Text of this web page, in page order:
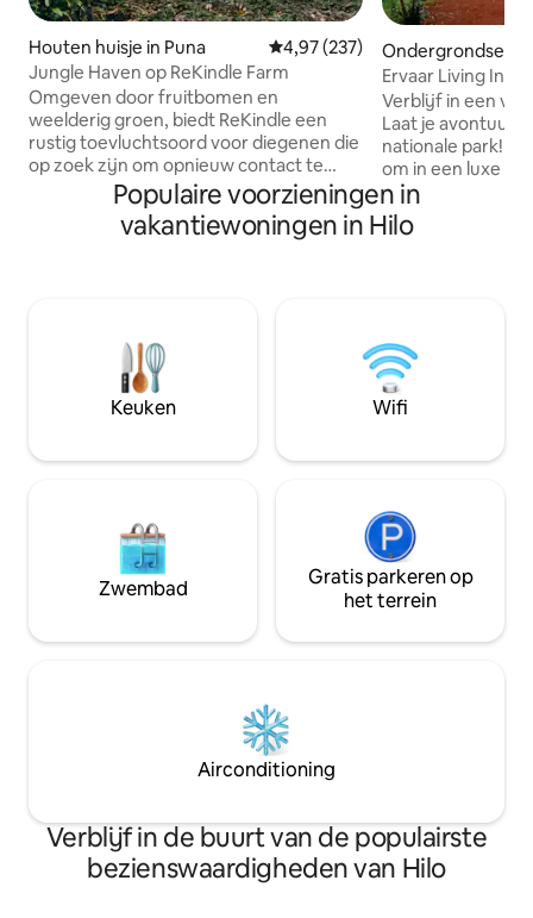
Houten huisje in Puna Gemiddelde beoordeling van
4,97 (237)
Jungle Haven op ReKindle Farm
Omgeven door fruitbomen en
weelderig groen, biedt ReKindle een
rustig toevluchtsoord voor diegenen die
op zoek zijn om opnieuw contact te
maken en te herstellen. Onze hut ligt op
15 minuten lopen naar de oceaan en ligt
verscholen in de jungle en is de perfecte
ontspannen in een rustige omgeving,
meer wilt weten over permacultuur of
onze boerderij wilt bezoeken, we
hebben voor elk wat wils. Jungle Haven
Ondergrondse
una
Ervaar Living Inn
bad
Verblijf in een
Laat je avontuur
nationale park!
om in een luxe
wonen waar je in
natuurlijke
De sintel die we
geweldig zult vinden! Er is het
dat twee
voet zitzak kan
voor een
Populaire voorzieningen in
vakantiewoningen in Hilo
Keuken Wifi
Zwembad
Gratis parkeren op
het terrein
Airconditioning
Verblijf in de buurt van de populairste
bezienswaardigheden van Hilo